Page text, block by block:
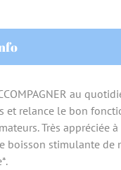
au
et relance le bon
Très appréciée
boisson stimulante de